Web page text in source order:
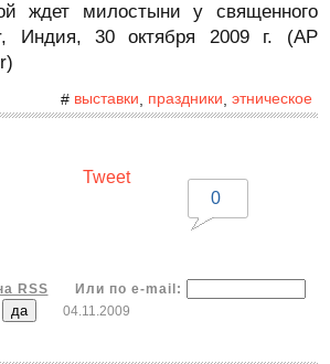
ждет милостыни у священного
Индия, 30 октября 2009 г. (AP
# выставки праздники этническое
Tweet
0
RSS
Или по e-mail:
04.11.2009